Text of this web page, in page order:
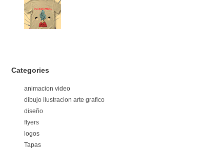
Categories
animacion video
dibujo ilustracion arte grafico
diseño
flyers
logos
Tapas